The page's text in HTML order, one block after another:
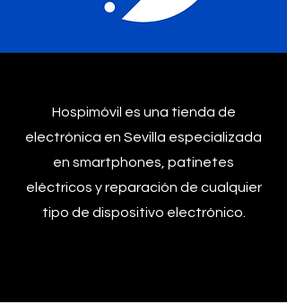
Hospimóvil es una tienda de
electrónica en Sevilla especializada
en smartphones, patinetes
eléctricos y reparación de cualquier
tipo de dispositivo electrónico.